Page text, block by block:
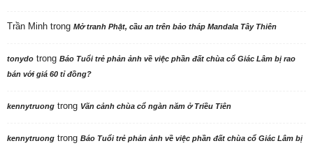
Trần Minh trong Mở tranh Phật, cầu an trên bảo tháp Mandala Tây Thiên
tonydo trong Báo Tuổi trẻ phản ảnh về việc phần đất chùa cổ Giác Lâm bị rao
bán với giá 60 tỉ đồng?
kennytruong trong Vãn cảnh chùa cổ ngàn năm ở Triều Tiên
kennytruong trong Báo Tuổi trẻ phản ảnh về việc phần đất chùa cổ Giác Lâm bị